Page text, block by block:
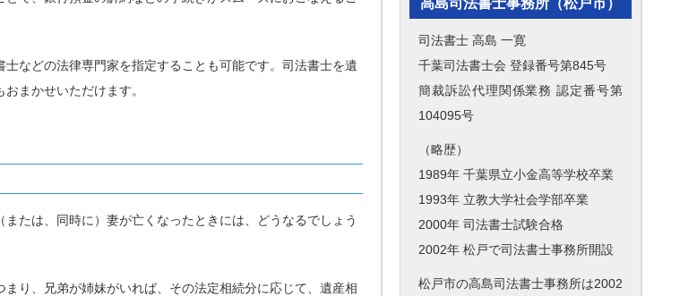
などの法律専門家を指定することも可能です。司法書士を遺
まかせいただけます。
たは、同時に）妻が亡くなったときには、どうなるでしょう
り、兄弟が姉妹がいれば、その法定相続分に応じて、遺産相
司法書士 高島 一寛
千葉司法書士会 登録番号第845号
簡裁訴訟代理関係業務 認定番号第
104095号
（略歴）
1989年 千葉県立小金高等学校卒業
1993年 立教大学社会学部卒業
2000年 司法書士試験合格
2002年 松戸で司法書士事務所開設
松戸市の高島司法書士事務所は2002